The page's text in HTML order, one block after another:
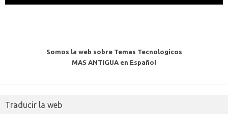
Somos la web sobre Temas Tecnologicos
MAS ANTIGUA en Español
Traducir la web